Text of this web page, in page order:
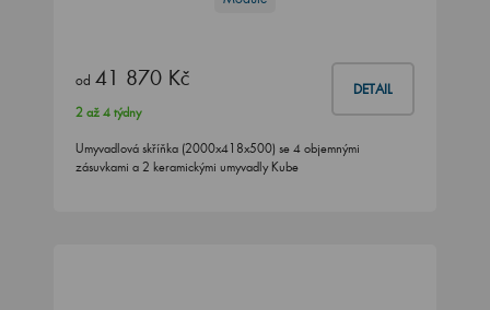
od 41 870 Kč DETAIL
2 až 4 týdny
Umyvadlová skříňka (2000x418x500) se 4 objemnými
zásuvkami a 2 keramickými umyvadly Kube